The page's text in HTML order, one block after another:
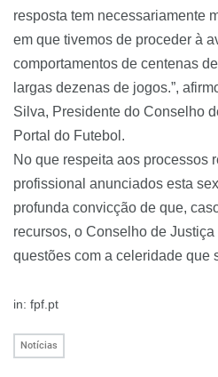
resposta tem necessariamente
em que tivemos de proceder à
comportamentos de centenas
largas dezenas de jogos.”,
Silva, Presidente do Conselho
Portal do Futebol.
No que respeita aos processos
profissional anunciados esta
profunda convicção de que,
recursos, o Conselho de
questões com a celeridade que
in: fpf.pt
Notícias